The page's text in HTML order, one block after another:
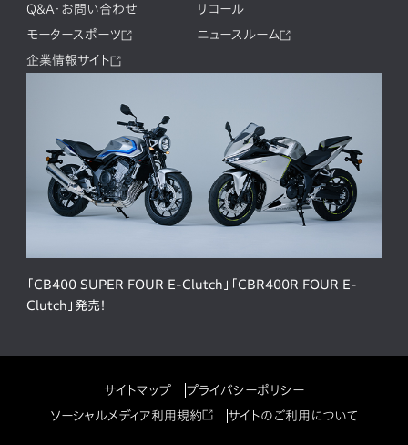
Q&A・お問い合わせ
リコール
モータースポーツ
ニュースルーム
企業情報サイト
「CB400 SUPER FOUR E-Clutch」「CBR400R FOUR E-
Clutch」発売！
サイトマップ
プライバシーポリシー
ソーシャルメディア利用規約
サイトのご利用について